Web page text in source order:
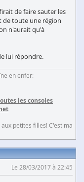
de faire sauter les
de toute une région
n'aurait qu'à
lui répondre.
en enfer:
les consoles
petites filles! C'est ma
Le 28/03/2017 à 22:45